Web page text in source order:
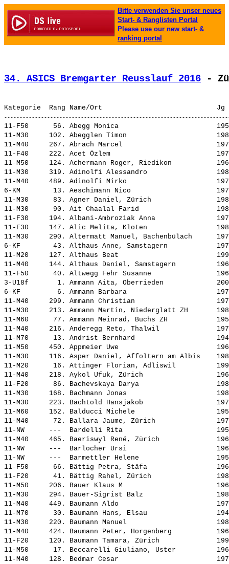
Bitte verwenden Sie unser neues
Start- & Ranglisten Portal
Please use our new start- &
ranking portal
34. ASICS Bremgarter Reusslauf 2016 -
11-F50      56. Abegg Monica
11-M30     102. Abegglen Timon
11-M40     267. Abrach Marcel
11-F40     222. Acet Özlem
11-M50     124. Achermann Roger, Riedikon
11-M30     319. Adinolfi Alessandro
11-M40     489. Adinolfi Mirko
6-KM        13. Aeschimann Nico
11-M30      83. Agner Daniel, Zürich
11-M30      90. Ait Chaalal Farid
11-F30     194. Albani-Ambroziak Anna
11-F30     147. Alic Melita, Kloten
11-M30     290. Altermatt Manuel, Bachenbülach
6-KF        43. Althaus Anne, Samstagern
11-M20     127. Althaus Beat
11-M40     144. Althaus Daniel, Samstagern
11-F50      40. Altwegg Fehr Susanne
3-U18f       1. Ammann Aita, Oberrieden
6-KF         6. Ammann Barbara
11-M40     299. Ammann Christian
11-M30     213. Ammann Martin, Niederglatt ZH
11-M60      77. Ammann Meinrad, Buchs ZH
11-M40     216. Anderegg Reto, Thalwil
11-M70      13. Andrist Bernhard
11-M50     450. Appmeier Uwe
11-M30     116. Asper Daniel, Affoltern am Albis
11-M20      16. Attinger Florian, Adliswil
11-M40     218. Aykol Ufuk, Zürich
11-F20      86. Bachevskaya Darya
11-M30     168. Bachmann Jonas
11-M30     223. Bächtold Hansjakob
11-M60     152. Balducci Michele
11-M40      72. Ballara Jaume, Zürich
11-NW      --- Bardelli Rita
11-M40     465. Baeriswyl René, Zürich
11-NW      --- Bärlocher Ursi
11-NW      --- Barmettler Helene
11-F50      66. Bättig Petra, Stäfa
11-F20      41. Bättig Rahel, Zürich
11-M50     206. Bauer Klaus M
11-M30     294. Bauer-Sigrist Balz
11-M40     449. Baumann Aldo
11-M70      30. Baumann Hans, Elsau
11-M30     220. Baumann Manuel
11-M40     424. Baumann Peter, Horgenberg
11-F20     120. Baumann Tamara, Zürich
11-M50      17. Beccarelli Giuliano, Uster
11-M40     128. Bedmar Cesar